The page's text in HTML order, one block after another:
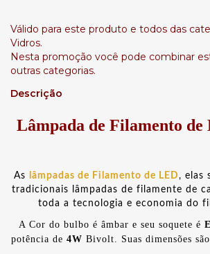
Válido para este produto e todos das
Vidros.
Nesta promoção você pode combinar
outras categorias.
Descrição
Lâmpada de Filamento de
As lâmpadas de Filamento de LED , elas
tradicionais lâmpadas de filamente de
toda a tecnologia e economia do
A Cor do bulbo é âmbar e seu soquete é
potência de 4W Bivolt. Suas dimensões são